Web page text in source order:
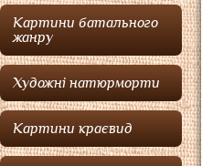
Картини батального
жанру
Художні натюрморти
Картини краєвид